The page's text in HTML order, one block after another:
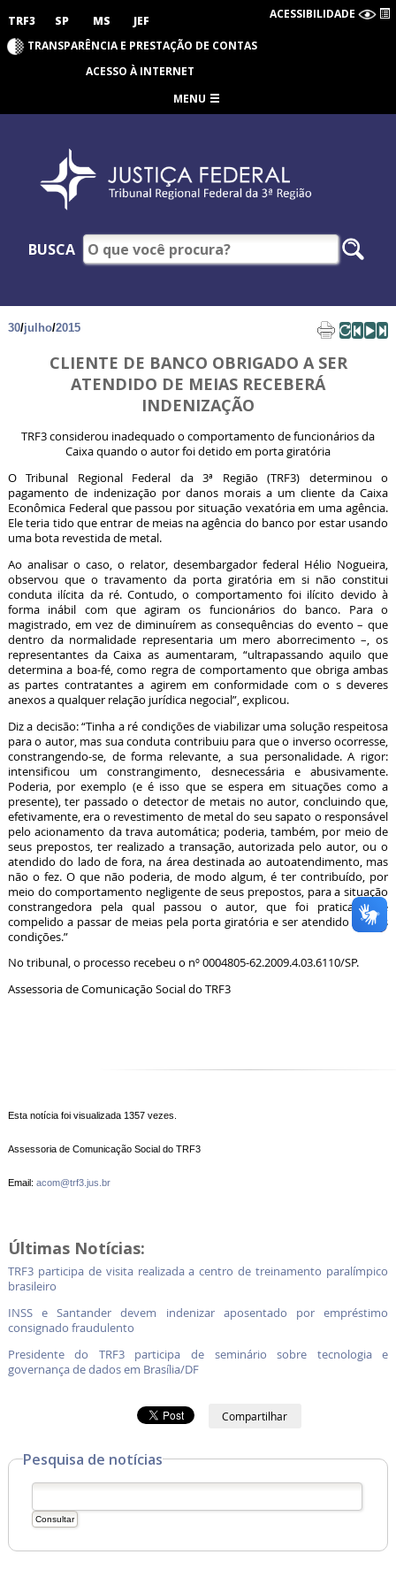
TRF3 SP MS JEF ACESSIBILIDADE
TRANSPARÊNCIA E PRESTAÇÃO DE CONTAS
ACESSO À INTERNET
MENU
BUSCA
30/julho/2015
CLIENTE DE BANCO OBRIGADO A SER
ATENDIDO DE MEIAS RECEBERÁ
INDENIZAÇÃO
TRF3 considerou inadequado o comportamento de funcionários da
Caixa quando o autor foi detido em porta giratória
O Tribunal Regional Federal da 3ª Região (TRF3) determinou o
pagamento de indenização por danos morais a um cliente da Caixa
Econômica Federal que passou por situação vexatória em uma agência.
Ele teria tido que entrar de meias na agência do banco por estar usando
uma bota revestida de metal.
Ao analisar o caso, o relator, desembargador federal Hélio Nogueira,
observou que o travamento da porta giratória em si não constitui
conduta ilícita da ré. Contudo, o comportamento foi ilícito devido à
forma inábil com que agiram os funcionários do banco. Para o
magistrado, em vez de diminuírem as consequências do evento – que
dentro da normalidade representaria um mero aborrecimento –, os
representantes da Caixa as aumentaram, “ultrapassando aquilo que
determina a boa-fé, como regra de comportamento que obriga ambas
as partes contratantes a agirem em conformidade com o s deveres
anexos a qualquer relação jurídica negocial”, explicou.
Diz a decisão: “Tinha a ré condições de viabilizar uma solução respeitosa
para o autor, mas sua conduta contribuiu para que o inverso ocorresse,
constrangendo-se, de forma relevante, a sua personalidade. A rigor:
intensificou um constrangimento, desnecessária e abusivamente.
Poderia, por exemplo (e é isso que se espera em situações como a
presente), ter passado o detector de metais no autor, concluindo que,
efetivamente, era o revestimento de metal do seu sapato o responsável
pelo acionamento da trava automática; poderia, também, por meio de
seus prepostos, ter realizado a transação, autorizada pelo autor, ou o
atendido do lado de fora, na área destinada ao autoatendimento, mas
não o fez. O que não poderia, de modo algum, é ter contribuído, por
meio do comportamento negligente de seus prepostos, para a situação
constrangedora pela qual passou o autor, que foi praticamente
compelido a passar de meias pela porta giratória e ser atendido nessas
condições.”
No tribunal, o processo recebeu o nº 0004805-62.2009.4.03.6110/SP.
Assessoria de Comunicação Social do TRF3
Esta notícia foi visualizada 1357 vezes.
Assessoria de Comunicação Social do TRF3
Email: acom@trf3.jus.br
Últimas Notícias:
TRF3 participa de visita realizada a centro de treinamento paralímpico
brasileiro
INSS e Santander devem indenizar aposentado por empréstimo
consignado fraudulento
Presidente do TRF3 participa de seminário sobre tecnologia e
governança de dados em Brasília/DF
Compartilhar
Pesquisa de notícias